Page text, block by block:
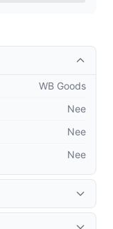
staat bij de
welke
Raamcamera’s
bij
maar vereisen
WB Goods
Nee
Nee
Nee